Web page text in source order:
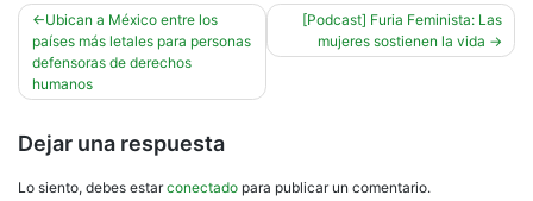
Navegación
de
entradas
Ubican a México entre los
países más letales para personas
defensoras de derechos
humanos
[Podcast] Furia Feminista: Las
mujeres sostienen la vida
Dejar una respuesta
Lo siento, debes estarconectado para publicar un comentario.